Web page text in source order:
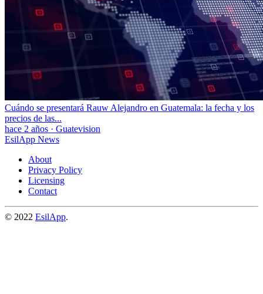
Cuándo se presentará Rauw Alejandro en Guatemala: la fecha y los
precios de las...
hace 2 años · Guatevision
EsilApp News
About
Privacy Policy
Licensing
Contact
© 2022 EsilApp.